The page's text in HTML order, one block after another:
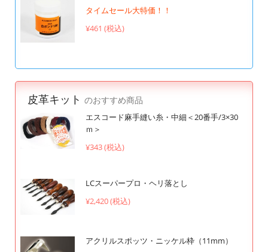
タイムセール大特価！！
¥461 (税込)
皮革キット のおすすめ商品
エスコード麻手縫い糸・中細＜20番手/3×30
ｍ＞
¥343 (税込)
LCスーパープロ・ヘリ落とし
¥2,420 (税込)
アクリルスポッツ・ニッケル枠（11mm）